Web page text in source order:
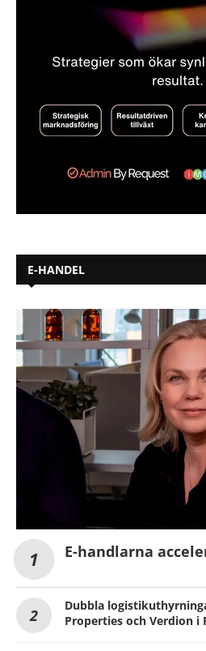
E-HANDEL
E-handlarna
Dubbla
Properties och Verdion i